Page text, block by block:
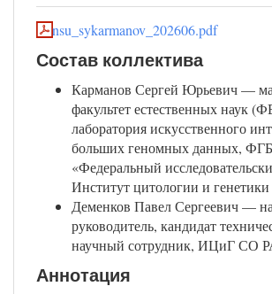
nsu_sykarmanov_202606.pdf
Состав коллектива
Карманов Сергей Юрьевич —
факультет естественных наук
лаборатория искусственного
больших геномных данных,
«Федеральный
Институт цитологии и
Деменков Павел Сергеевич —
руководитель, кандидат
научный сотрудник, ИЦиГ СО
Аннотация